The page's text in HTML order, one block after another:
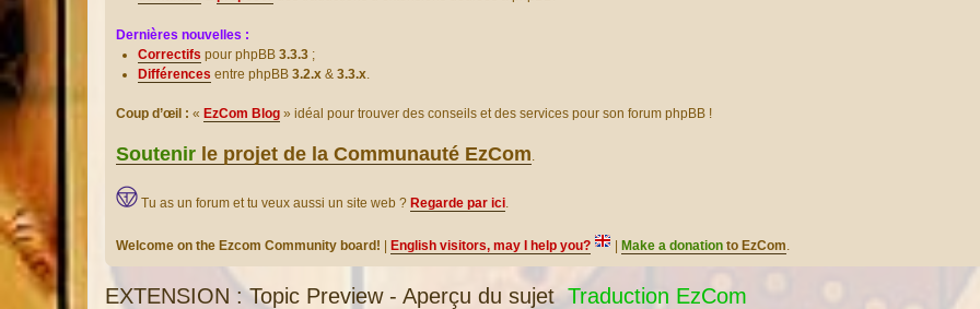
Dernières nouvelles :
Correctifs pour phpBB 3.3.3 ;
Différences entre phpBB 3.2.x & 3.3.x.
Coup d’œil : « EzCom Blog » idéal pour trouver des conseils et des services pour son forum phpBB !
Soutenir le projet de la Communauté EzCom.
Tu as un forum et tu veux aussi un site web ? Regarde par ici.
Welcome on the Ezcom Community board! English visitors, may I help you? Make a donation to EzCom.
EXTENSION : Topic Preview - Aperçu du sujet Traduction EzCom